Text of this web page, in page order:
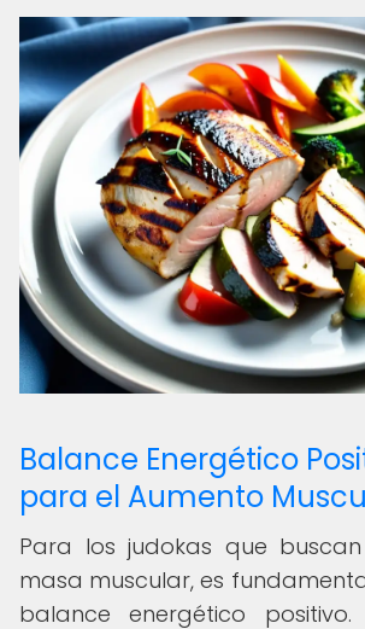
Balance Energético
para el Aumento
Para los judokas que
masa muscular, es
balance energético positivo.